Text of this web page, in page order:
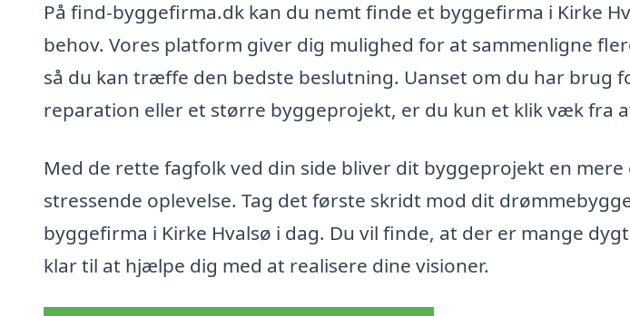
På find-byggefirma.dk kan du nemt finde et byggefirma i Kirke
behov. Vores platform giver dig mulighed for at sammenligne
så du kan træffe den bedste beslutning. Uanset om du har brug
reparation eller et større byggeprojekt, er du kun et klik væk fra
Med de rette fagfolk ved din side bliver dit byggeprojekt en
stressende oplevelse. Tag det første skridt mod dit
byggefirma i Kirke Hvalsø i dag. Du vil finde, at der er mange
klar til at hjælpe dig med at realisere dine visioner.